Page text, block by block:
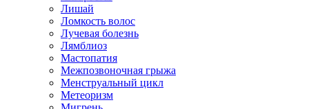
Лишай
Ломкость волос
Лучевая болезнь
Лямблиоз
Мастопатия
Межпозвоночная грыжа
Менструальный цикл
Метеоризм